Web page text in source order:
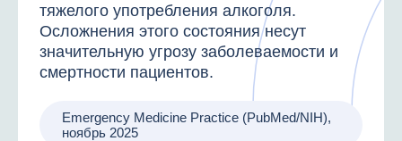
тяжелого употребления алкоголя.
Осложнения этого состояния несут
значительную угрозу заболеваемости и
смертности пациентов.
Emergency Medicine Practice (PubMed/NIH),
ноябрь 2025